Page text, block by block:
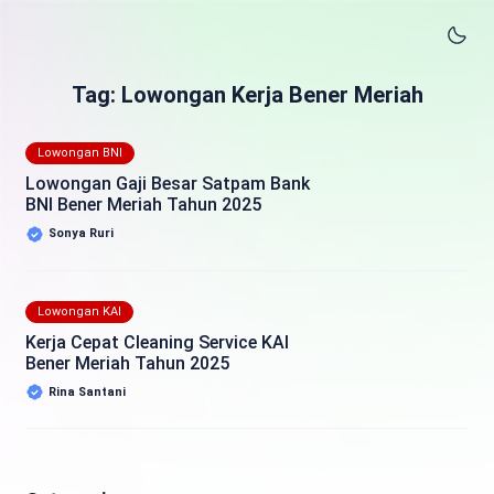
Tag: Lowongan Kerja Bener Meriah
Lowongan BNI
Lowongan Gaji Besar Satpam Bank
BNI Bener Meriah Tahun 2025
Sonya Ruri
Lowongan KAI
Kerja Cepat Cleaning Service KAI
Bener Meriah Tahun 2025
Rina Santani